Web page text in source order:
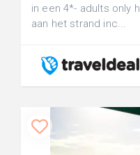
in een 4*- adults only
aan het strand inc...